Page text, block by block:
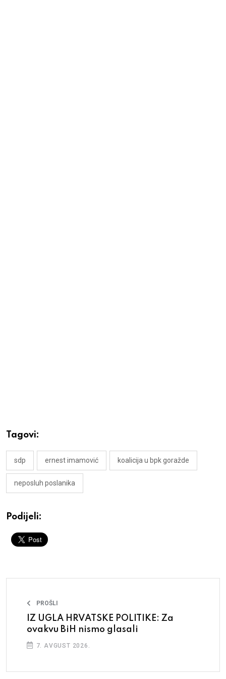
Tagovi:
sdp ernest imamović koalicija u bpk goražde
neposluh poslanika
Podijeli:
PROŠLI
IZ UGLA HRVATSKE POLITIKE: Za
ovakvu BiH nismo glasali
7. AVGUST 2026.